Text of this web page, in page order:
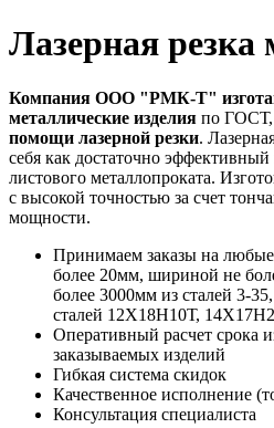
Лазерная резка
Компания ООО "РМК-Т"
металлические изделия по
помощи лазерной резки.
себя как достаточно
листового металлопроката.
с высокой точностью за счет
мощности.
Принимаем заказы на
более 20мм, шириной не
более 3000мм из сталей 3-
сталей 12Х18Н10Т,
Оперативный расчет срока
заказываемых изделий
Гибкая система скидок
Качественное исполнение
Консультация специалиста